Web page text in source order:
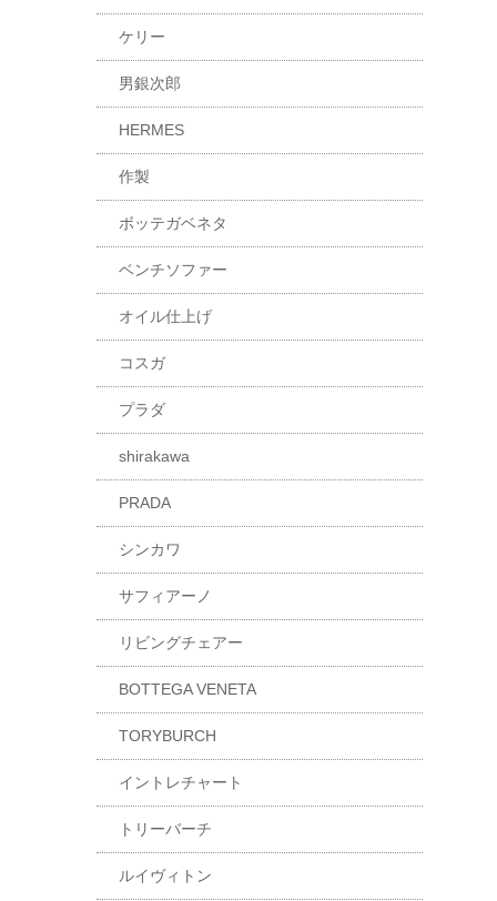
ケリー
男銀次郎
HERMES
作製
ボッテガベネタ
ベンチソファー
オイル仕上げ
コスガ
プラダ
shirakawa
PRADA
シンカワ
サフィアーノ
リビングチェアー
BOTTEGA VENETA
TORYBURCH
イントレチャート
トリーバーチ
ルイヴィトン